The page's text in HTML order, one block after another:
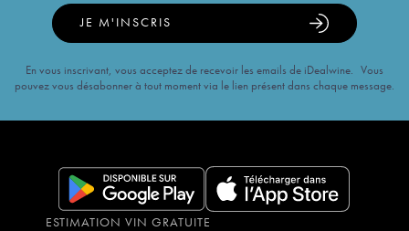
JE M'INSCRIS
En vous inscrivant, vous acceptez de recevoir les emails de iDealwine. Vous
pouvez vous désabonner à tout moment via le lien présent dans chaque message.
ESTIMATION VIN GRATUITE